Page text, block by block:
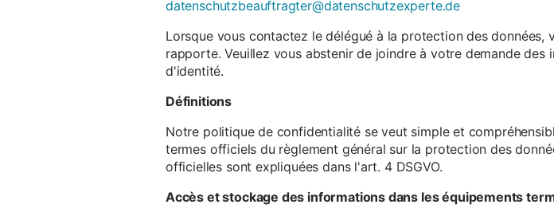
datenschutzbeauftragter@datenschutzexperte.de
Lorsque vous contactez le délégué à la protection des
rapporte. Veuillez vous abstenir de joindre à votre demande
d'identité.
Définitions
Notre politique de confidentialité se veut simple et
termes officiels du règlement général sur la protection des
officielles sont expliquées dans l'art. 4 DSGVO.
Accès et stockage des informations dans les équipements